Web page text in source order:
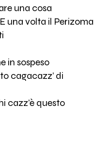
una cosa
una volta il Perizoma
in sospeso
cagacazz’ di
cazz’è questo